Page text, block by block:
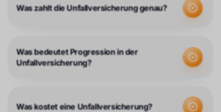
Was zahlt die Unfallversicherung genau?
Was bedeutet Progression in der
Unfallversicherung?
Was kostet eine Unfallversicherung?